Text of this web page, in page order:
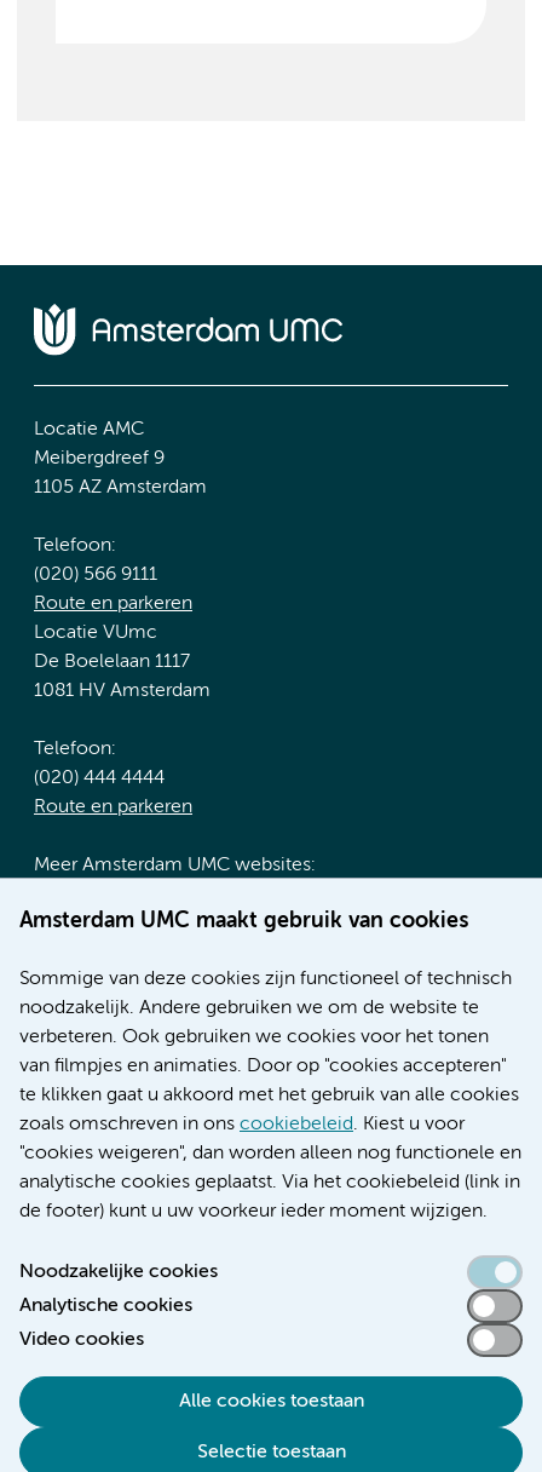
Amsterdam UMC maakt gebruik van cookies
Sommige van deze cookies zijn functioneel of technisch
noodzakelijk. Andere gebruiken we om de website te
verbeteren. Ook gebruiken we cookies voor het tonen
van filmpjes en animaties. Door op "cookies accepteren"
te klikken gaat u akkoord met het gebruik van alle cookies
zoals omschreven in ons cookiebeleid. Kiest u voor
"cookies weigeren", dan worden alleen nog functionele en
analytische cookies geplaatst. Via het cookiebeleid (link in
de footer) kunt u uw voorkeur ieder moment wijzigen.
Noodzakelijke cookies
Analytische cookies
Video cookies
Alle cookies toestaan
Selectie toestaan
Locatie AMC
Meibergdreef 9
1105 AZ Amsterdam
Telefoon:
(020) 566 9111
Route en parkeren
Locatie VUmc
De Boelelaan 1117
1081 HV Amsterdam
Telefoon:
(020) 444 4444
Route en parkeren
Meer Amsterdam UMC websites:
Werken bij Amsterdam UMC
Nieuws
Research
Educatie locatie AMC
Educatie locatie VUmc
Verwijzen & diagnostiek
Toegankelijkheidsverklaring
Responsible disclosure